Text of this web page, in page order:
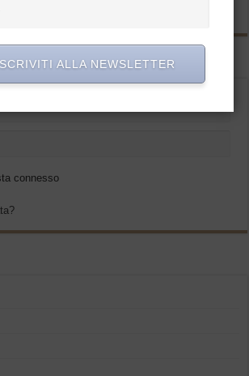
connesso
ALLA NEWSLETTER